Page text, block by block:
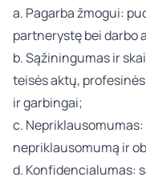
a. Pagarba žmogui:
partnerystę bei darbo
b. Sąžiningumas ir
teisės aktų,
ir garbingai;
c.
nepriklausomumą ir
d. Konfidencialumas: